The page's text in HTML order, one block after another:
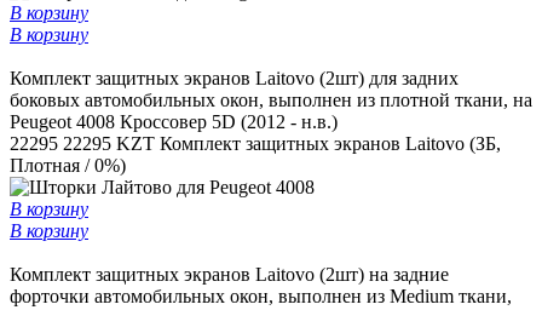
В корзину
В корзину
Комплект защитных экранов Laitovo (2шт) для задних
боковых автомобильных окон, выполнен из плотной ткани, на
Peugeot 4008 Кроссовер 5D (2012 - н.в.)
22295 22295 KZT Комплект защитных экранов Laitovo (ЗБ,
Плотная / 0%)
В корзину
В корзину
Комплект защитных экранов Laitovo (2шт) на задние
форточки автомобильных окон, выполнен из Medium ткани,